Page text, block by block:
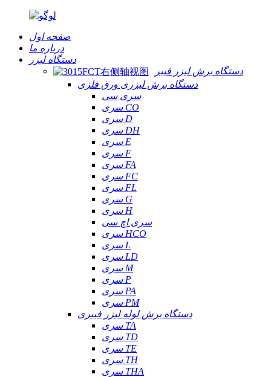
صفحه اول
درباره ما
دستگاه لیزر
دستگاه برش لیزر فیبر
دستگاه برش لیزری ورق فلزی
سری سی
سری CO
سری D
سری DH
سری E
سری F
سری FA
سری FC
سری FL
سری G
سری H
سری اچ سی
سری HCO
سری L
سری LD
سری M
سری P
سری PA
سری PM
دستگاه برش لوله لیزر فیبری
سری TA
سری TD
سری TE
سری TH
سری THA